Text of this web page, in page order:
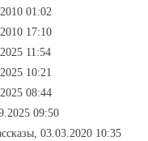
01:02
17:10
11:54
10:21
08:44
09:50
03.03.2020 10:35